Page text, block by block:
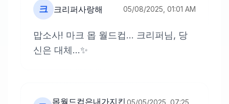
크 크리퍼사랑해 05/08/2025, 01:01 AM
맙소사! 마크 몹 월드컵... 크리퍼님, 당
신은 대체...✨
몹월드컵은내가지킨 05/05/2025, 07:25